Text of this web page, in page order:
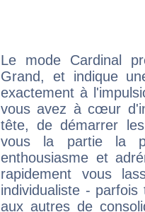
Le mode Cardinal
Grand, et indique
exactement à
vous avez à cœur
tête, de démarrer
vous la partie la
enthousiasme et
rapidement vous
individualiste -
aux autres de